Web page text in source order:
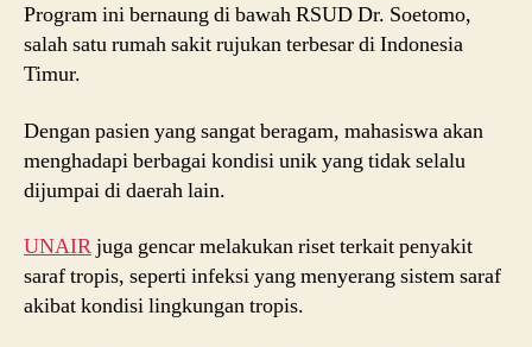
Program ini bernaung di bawah RSUD Dr. Soetomo,
salah satu rumah sakit rujukan terbesar di Indonesia
Timur.
Dengan pasien yang sangat beragam, mahasiswa akan
menghadapi berbagai kondisi unik yang tidak selalu
dijumpai di daerah lain.
UNAIRjuga gencar melakukan riset terkait penyakit
saraf tropis, seperti infeksi yang menyerang sistem saraf
akibat kondisi lingkungan tropis.